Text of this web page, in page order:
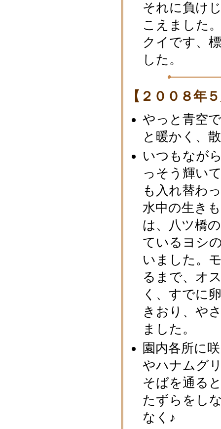
それに負け
こえました
クイです、
した。
【２００８年
やっと青空
と暖かく、
いつもなが
っそう輝い
も入れ替わ
水中の生き
は、八ツ橋
ているヨシ
いました。
るまで、オ
く、すでに
きおり、や
ました。
園内各所に
やハナムグ
そばを通る
たずらをし
なく♪